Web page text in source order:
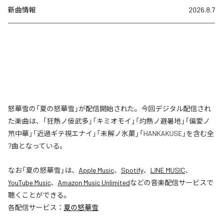
新曲情報 2026.8.7
怒華雪の「夏の怒華雪」が配信開始された。今回デジタル配信され
た楽曲は、「狂熱ノ佞武多」「キミオモイ」「灼熱ノ避暑地」「偏愛ノ
笊中華」「近過ギテ視エナイ」「未解ノ氷菓」「HANKAKUSE」を含む全
7曲となっている。
なお「夏の怒華雪 」は、 Apple Music、 Spotify、 LINE MUSIC、
YouTube Music、 Amazon Music Unlimitedなどの音楽配信サービスで
聴くことができる。
各配信サービス： 夏の怒華雪